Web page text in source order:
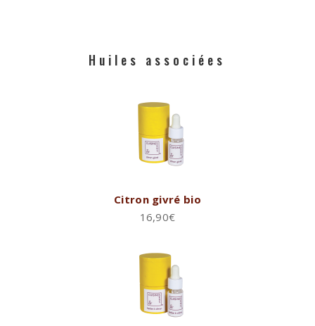
Huiles associées
Citron givré bio
16,90€